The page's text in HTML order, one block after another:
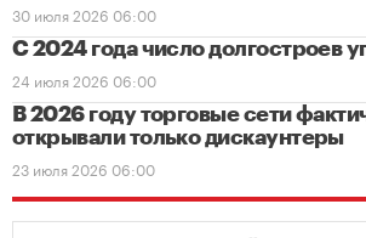
30 июля 2026 06:00
С 2024 года число долгостроев
24 июля 2026 06:00
В 2026 году торговые сети
открывали только дискаунтеры
23 июля 2026 06:00